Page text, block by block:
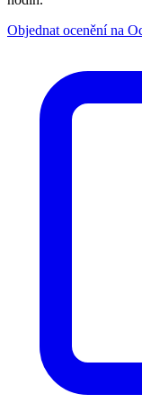
Objednat ocenění na